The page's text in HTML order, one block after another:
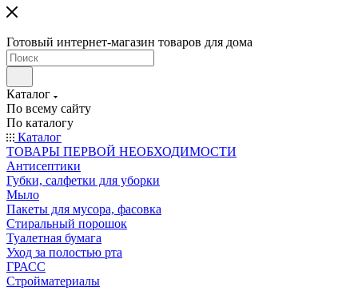
Готовый интернет-магазин товаров для дома
Каталог
По всему сайту
По каталогу
Каталог
ТОВАРЫ ПЕРВОЙ НЕОБХОДИМОСТИ
Антисептики
Губки, салфетки для уборки
Мыло
Пакеты для мусора, фасовка
Стиральный порошок
Туалетная бумага
Уход за полостью рта
ГРАСС
Стройматериалы